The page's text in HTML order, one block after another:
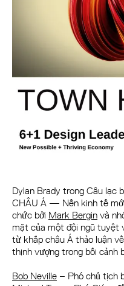
Dylan Brady trong Câu lạc
CHÂU Á — Nền kinh tế
chức bởi Mark Bergin và
mặt của một đội ngũ tuyệt
từ khắp châu Á thảo luận
thịnh vượng trong bối cảnh
Bob Neville – Phó chủ tịch